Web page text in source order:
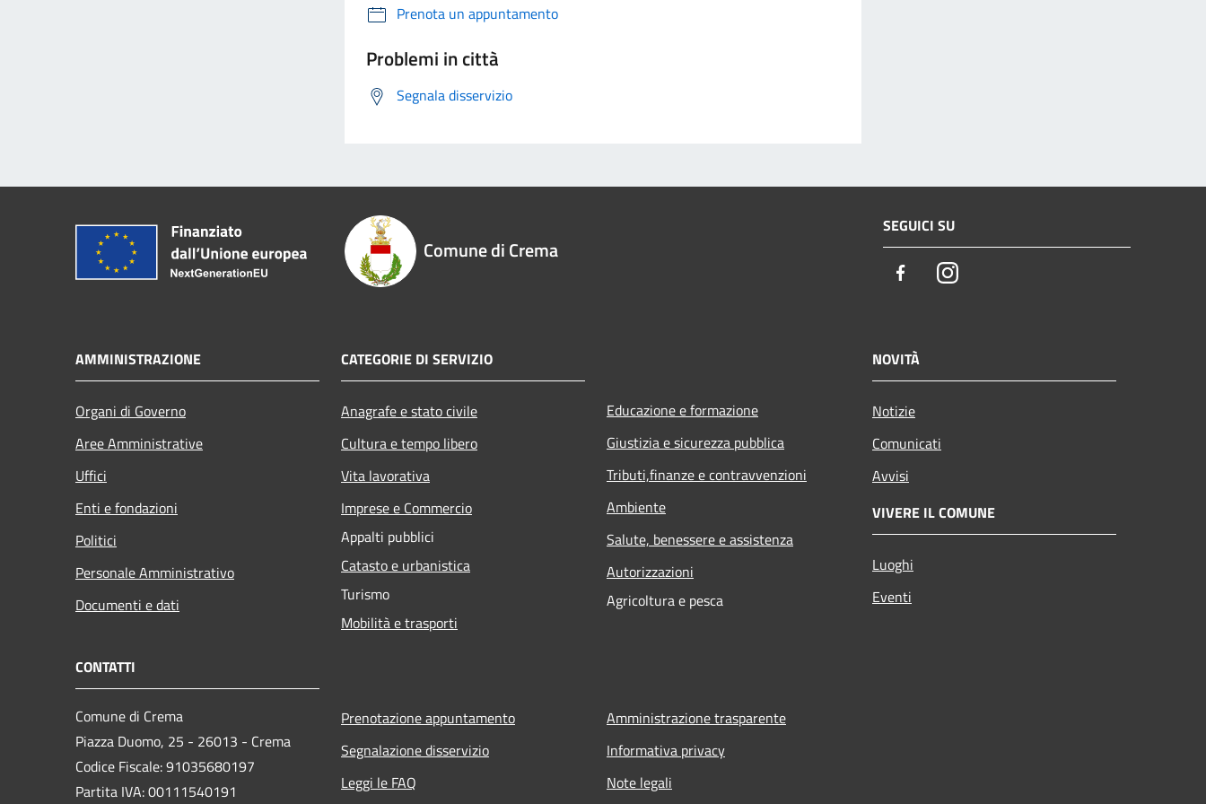
Prenota un appuntamento
Problemi in città
Segnala disservizio
Comune di Crema
SEGUICI SU
FacebookInstagram
AMMINISTRAZIONE
Organi di Governo
Aree Amministrative
Uffici
Enti e fondazioni
Politici
Personale Amministrativo
Documenti e dati
CATEGORIE DI SERVIZIO
Anagrafe e stato civile
Cultura e tempo libero
Vita lavorativa
Imprese e Commercio
Appalti pubblici
Catasto e urbanistica
Turismo
Mobilità e trasporti
Educazione e formazione
Giustizia e sicurezza pubblica
Tributi,finanze e contravvenzioni
Ambiente
Salute, benessere e assistenza
Autorizzazioni
Agricoltura e pesca
NOVITÀ
Notizie
Comunicati
Avvisi
VIVERE IL COMUNE
Luoghi
Eventi
CONTATTI
Comune di Crema
Piazza Duomo, 25 - 26013 - Crema
Codice Fiscale: 91035680197
Partita IVA: 00111540191
Prenotazione appuntamento
Segnalazione disservizio
Leggi le FAQ
Amministrazione trasparente
Informativa privacy
Note legali